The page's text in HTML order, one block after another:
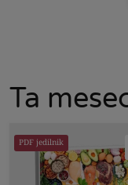
Ta
PDF jedilnik